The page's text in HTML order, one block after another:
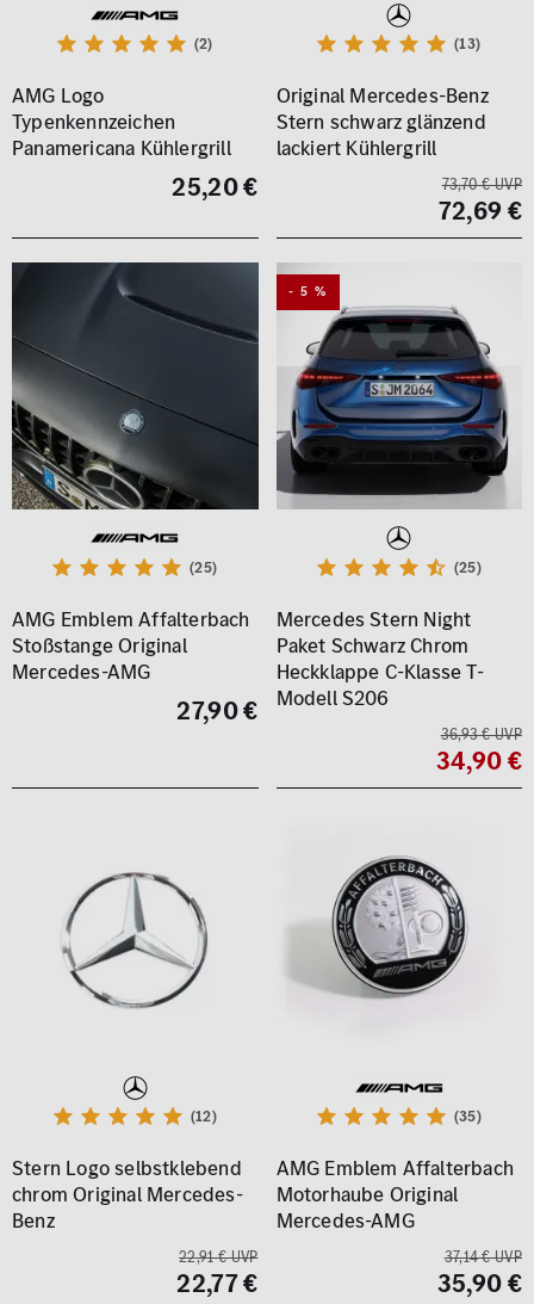
(2)
AMG Logo
Typenkennzeichen
Panamericana Kühlergrill
25,20 €
(13)
Original Mercedes-Benz
Stern schwarz glänzend
lackiert Kühlergrill
73,70 € UVP
72,69 €
(25)
AMG Emblem Affalterbach
Stoßstange Original
Mercedes-AMG
27,90 €
- 5 %
(25)
Mercedes Stern Night
Paket Schwarz Chrom
Heckklappe C-Klasse T-
Modell S206
36,93 € UVP
34,90 €
(12)
Stern Logo selbstklebend
chrom Original Mercedes-
Benz
22,91 € UVP
22,77 €
(35)
AMG Emblem Affalterbach
Motorhaube Original
Mercedes-AMG
37,14 € UVP
35,90 €